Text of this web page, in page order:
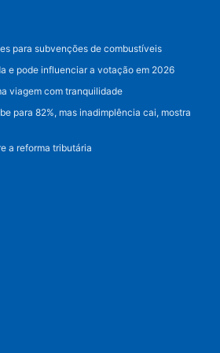
para subvenções de combustíveis
e pode influenciar a votação em 2026
viagem com tranquilidade
para 82%, mas inadimplência cai, mostra
a reforma tributária